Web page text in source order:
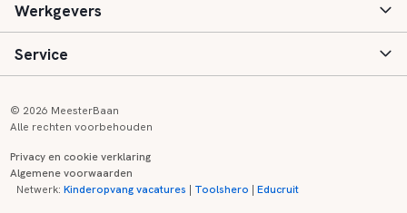
Speciaal (basis) onderwijs
Voortgezet onderwijs
Kinderopvang
Aanmelden
Vacatures
Zij-instroom informatie
Werkgevers
Inloggen
Registreren
Service
Onderwijs links
© 2026 MeesterBaan
Alle rechten voorbehouden
Privacy en cookie verklaring
Algemene voorwaarden
Netwerk:Kinderopvang vacatures | Toolshero |Educruit